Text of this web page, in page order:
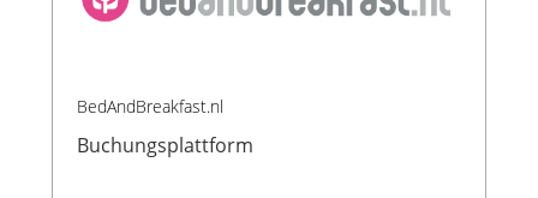
BedAndBreakfast.nl
Buchungsplattform